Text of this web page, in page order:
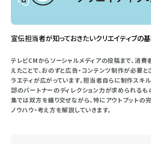
宣伝担当者が知っておきたいクリエイティブの
テレビCMからソーシャルメディアの投稿まで、消
えたことで、おのずと広告・コンテンツ制作が必要
ラエティが広がっています。担当者自らに制作スキ
部のパートナーのディレクション力が求められるも
集では双方を織り交ぜながら、特にアウトプットの
ノウハウ・考え方を解説していきます。